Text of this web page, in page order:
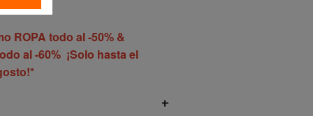
ROPA todo al -50% &
al -60% ¡Solo hasta el